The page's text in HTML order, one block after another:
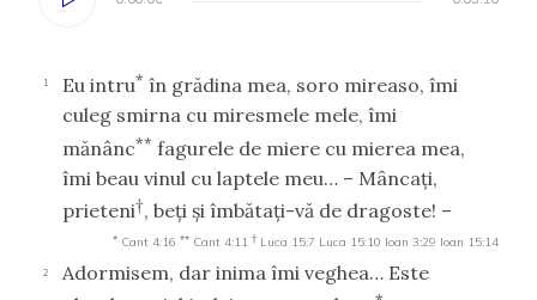
1 Eu intru* în grădina mea, soro mireaso, îmi
culeg smirna cu miresmele mele, îmi
mănânc** fagurele de miere cu mierea mea,
îmi beau vinul cu laptele meu… – Mâncaţi,
prieteni†, beţi şi îmbătaţi-vă de dragoste! –
* Cant 4:16 ** Cant 4:11 † Luca 15:7 Luca 15:10 Ioan 3:29 Ioan 15:14
2
Adormisem, dar inima îmi veghea… Este